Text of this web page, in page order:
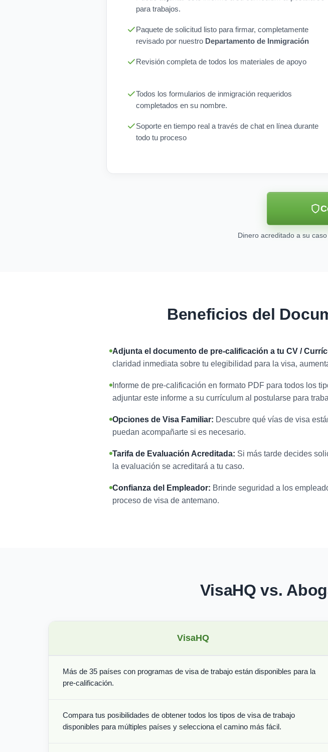
para trabajos.
Paquete de solicitud listo para firmar, completamente
revisado por nuestro Departamento de Inmigración
Revisión completa de todos los materiales de apoyo
Todos los formularios de inmigración requeridos
completados en su nombre.
Soporte en tiempo real a través de chat en línea durante
todo tu proceso
Dinero acreditado a su
Beneficios del
Adjunta el documento de pre-calificación a tu CV /
claridad inmediata sobre tu elegibilidad para la visa,
Informe de pre-calificación en formato PDF para todos los
adjuntar este informe a su currículum al postularse para
Opciones de Visa Familiar: Descubre qué vías de visa
puedan acompañarte si es necesario.
Tarifa de Evaluación Acreditada: Si más tarde decides
la evaluación se acreditará a tu caso.
Confianza del Empleador: Brinde seguridad a los
proceso de visa de antemano.
VisaHQ vs.
VisaHQ
Más de 35 países con programas de visa de trabajo están disponibles para la
pre-calificación.
Compara tus posibilidades de obtener todos los tipos de visa de trabajo
disponibles para múltiples países y selecciona el camino más fácil.